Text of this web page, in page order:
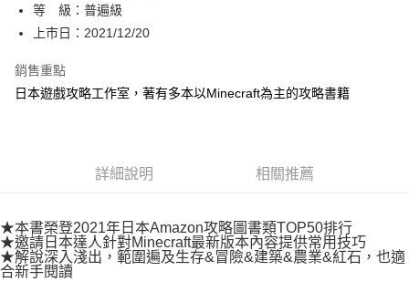
１．於結帳方式選擇「AFTEE先享後付」後，將跳轉至「AFTEE先享後付」
結帳頁面，進行簡訊認證並確認金額後，即可完成結帳。
２．訂單成立數日內，您將收到繳費通知簡訊。
ATM／網路銀行／等多元方式進行付款，方視為交易完成。
※ 請注意：結帳手續完成當下不需立刻繳費，但若您需要取消訂單，請聯絡
客戶支援中心」https://netprotections.freshdesk.com/support/home
１．透過由恩沛科技股份有限公司提供之「AFTEE先享後付」服務完成之交
易，需依本服務之必要範圍內提供個人資料，並將交易相關給付款項請求債
權轉讓予恩沛科技股份有限公司。
２．關於個人資料處理事宜，請瀏覽以下網址：
付款後全家取貨
每筆NT$80，滿NT$500(含以上)免運費
每筆NT$80，滿NT$500(含以上)免運費
付款後7-11取貨
每筆NT$80，滿NT$500(含以上)免運費
等 級：普遍級
上市日：2021/12/20
銷售重點
日本遊戲攻略工作室，著有多本以Minecraft為主的攻略書籍
詳細說明 相關推薦
★本書榮登2021年日本Amazon攻略圖書類TOP50排行
★邀請日本達人針對Minecraft最新版本內容提供常用技巧
★解說深入淺出，範圍遍及生存&冒險&建築&農業&紅石，也適
合新手閱讀